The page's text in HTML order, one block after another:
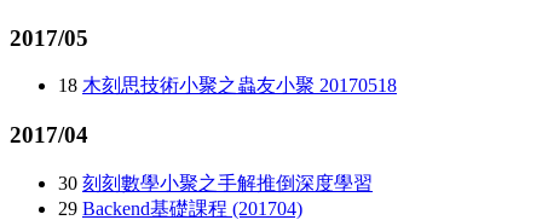
2017/05
18 木刻思技術小聚之蟲友小聚 20170518
2017/04
30 刻刻數學小聚之手解推倒深度學習
29 Backend基礎課程 (201704)